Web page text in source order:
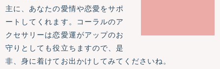
主に、あなたの愛情や恋愛をサポ
ートしてくれます。コーラルのア
クセサリーは恋愛運がアップのお
守りとしても役立ちますので、是
非、身に着けてお出かけしてみてくださいね。